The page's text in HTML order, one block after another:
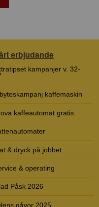
erbjudande
kampanjer v. 32-
kaffemaskin
kaffeautomat gratis
& dryck på jobbet
& operating
Påsk 2026
gåvor 2025